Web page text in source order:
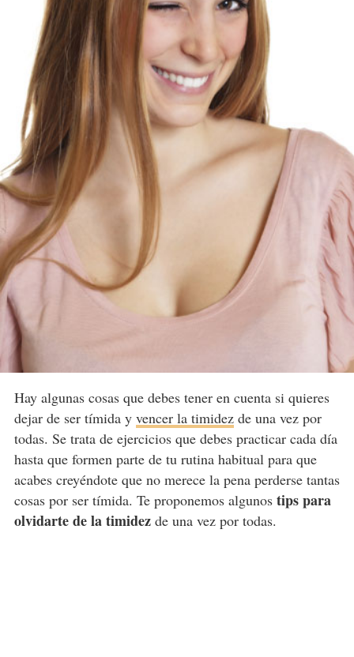
Hay algunas cosas que debes tener en cuenta si quieres
dejar de ser tímida y vencer la timidezde una vez por
todas. Se trata de ejercicios que debes practicar cada día
hasta que formen parte de tu rutina habitual para que
acabes creyéndote que no merece la pena perderse tantas
cosas por ser tímida. Te proponemos algunos tips para
olvidarte de la timidezde una vez por todas.